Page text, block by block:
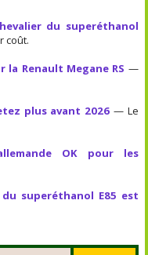
du superéthanol
coût.
la Renault Megane RS —
plus avant 2026 — Le
OK pour les
superéthanol E85 est